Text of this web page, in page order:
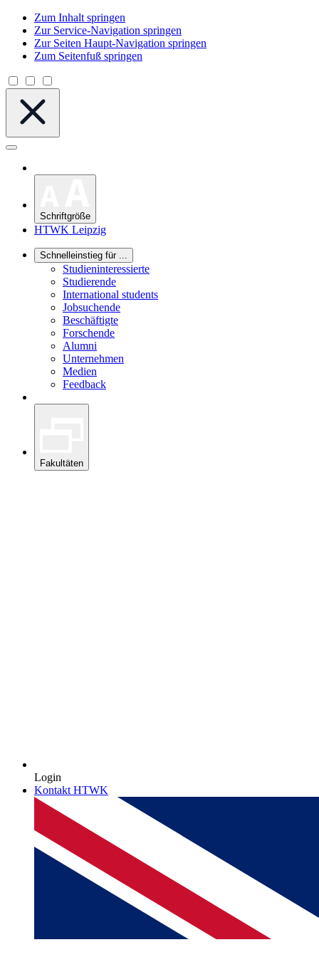
Zum Inhalt springen
Zur Service-Navigation springen
Zur Seiten Haupt-Navigation springen
Zum Seitenfuß springen
Schriftgröße
HTWK Leipzig
Schnelleinstieg für ...
Studieninteressierte
Studierende
International students
Jobsuchende
Beschäftigte
Forschende
Alumni
Unternehmen
Medien
Feedback
Fakultäten
Login
Kontakt HTWK